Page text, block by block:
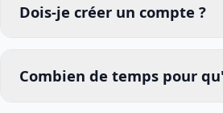
Dois-je créer un compte ?
Combien de temps pour